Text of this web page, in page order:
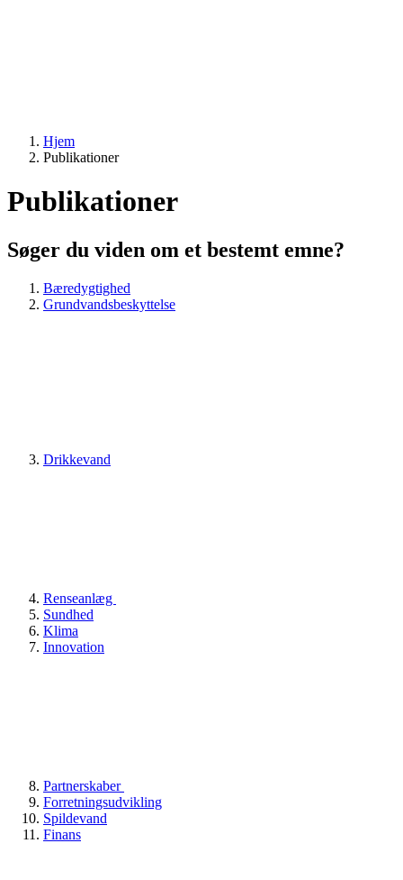
Hjem
Publikationer
Publikationer
Søger du viden om et bestemt emne?
Bæredygtighed
Grundvandsbeskyttelse
Drikkevand
Renseanlæg
Sundhed
Klima
Innovation
Partnerskaber
Forretningsudvikling
Spildevand
Finans